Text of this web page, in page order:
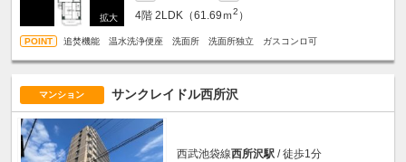
4階 2LDK（61.69ｍ2 ）
追焚機能 温水洗浄便座 洗面所 洗面所独立 ガスコンロ可
マンション サンクレイドル西所沢
西武池袋線西所沢駅 / 徒歩1分